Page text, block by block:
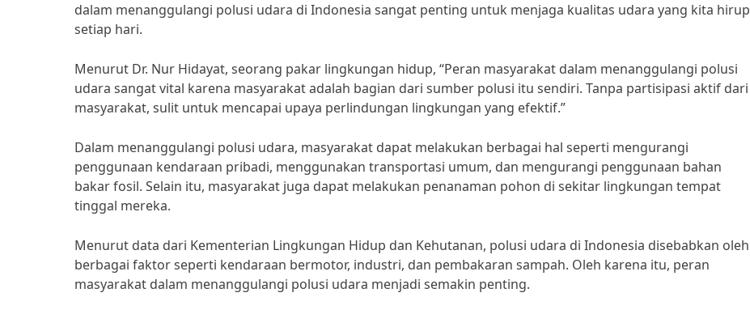
dalam menanggulangi polusi udara di Indonesia sangat penting untuk menjaga kualitas udara yang kita hirup
setiap hari.
Menurut Dr. Nur Hidayat, seorang pakar lingkungan hidup, “Peran masyarakat dalam menanggulangi polusi
udara sangat vital karena masyarakat adalah bagian dari sumber polusi itu sendiri. Tanpa partisipasi aktif dari
masyarakat, sulit untuk mencapai upaya perlindungan lingkungan yang efektif.”
Dalam menanggulangi polusi udara, masyarakat dapat melakukan berbagai hal seperti mengurangi
penggunaan kendaraan pribadi, menggunakan transportasi umum, dan mengurangi penggunaan bahan
bakar fosil. Selain itu, masyarakat juga dapat melakukan penanaman pohon di sekitar lingkungan tempat
tinggal mereka.
Menurut data dari Kementerian Lingkungan Hidup dan Kehutanan, polusi udara di Indonesia disebabkan oleh
berbagai faktor seperti kendaraan bermotor, industri, dan pembakaran sampah. Oleh karena itu, peran
masyarakat dalam menanggulangi polusi udara menjadi semakin penting.